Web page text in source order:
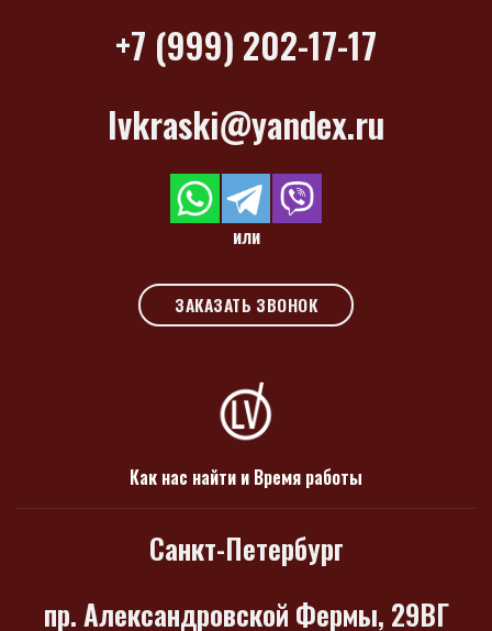
+7 (999) 202-17-17
lvkraski@yandex.ru
или
ЗАКАЗАТЬ ЗВОНОК
Как нас найти и Время работы
Санкт-Петербург
пр. Александровской Фермы, 29ВГ